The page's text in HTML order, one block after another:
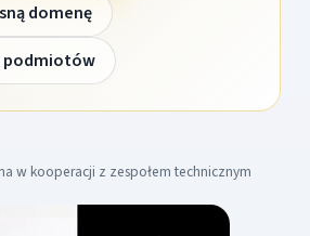
domenę
podmiotów
w kooperacji z zespołem technicznym